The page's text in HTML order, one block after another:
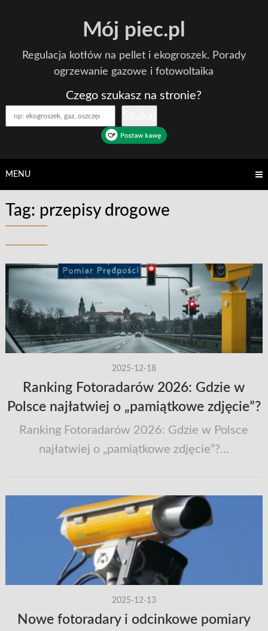
Mój piec.pl
Regulacja kotłów na pellet i ekogroszek. Porady
ogrzewanie gazowe i fotowoltaika
Czego szukasz na stronie?
MENU
Tag: przepisy drogowe
2025-12-18
Ranking Fotoradarów 2026: Gdzie w
Polsce najłatwiej o „pamiątkowe zdjęcie”?
Ranking Fotoradarów 2026: Gdzie w Polsce
najłatwiej o „pamiątkowe zdjęcie”?...
2025-12-13
Nowe fotoradary i odcinkowe pomiary